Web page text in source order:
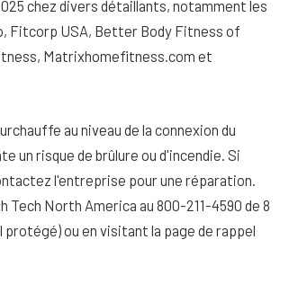
chez divers détaillants, notamment les
Fitcorp USA, Better Body Fitness of
Matrixhomefitness.com et
au niveau de la connexion du
un risque de brûlure ou d'incendie. Si
l'entreprise pour une réparation.
North America au 800-211-4590 de 8
protégé) ou en visitant la page de rappel